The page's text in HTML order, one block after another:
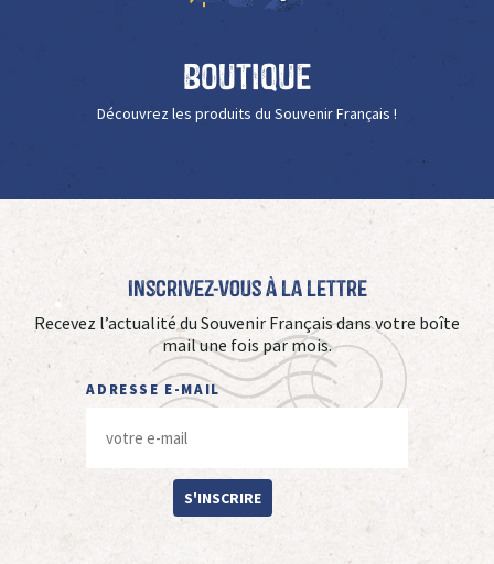
Boutique
Découvrez les produits du Souvenir Français !
Inscrivez-vous à La Lettre
Recevez l’actualité du Souvenir Français dans votre boîte
mail une fois par mois.
ADRESSE E-MAIL
S'INSCRIRE